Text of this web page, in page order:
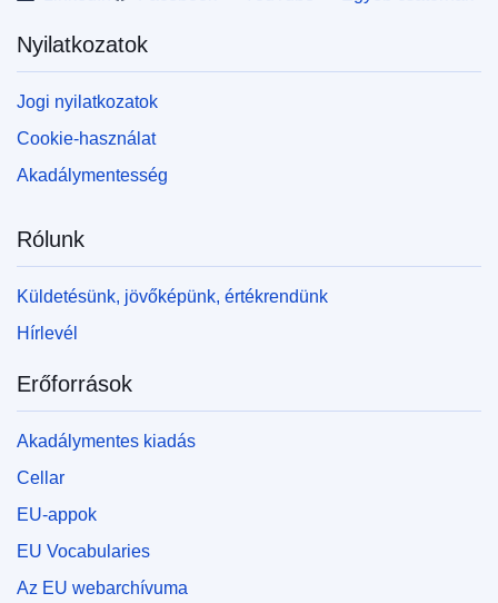
Nyilatkozatok
Jogi nyilatkozatok
Cookie-használat
Akadálymentesség
Rólunk
Küldetésünk, jövőképünk, értékrendünk
Hírlevél
Erőforrások
Akadálymentes kiadás
Cellar
EU-appok
EU Vocabularies
Az EU webarchívuma